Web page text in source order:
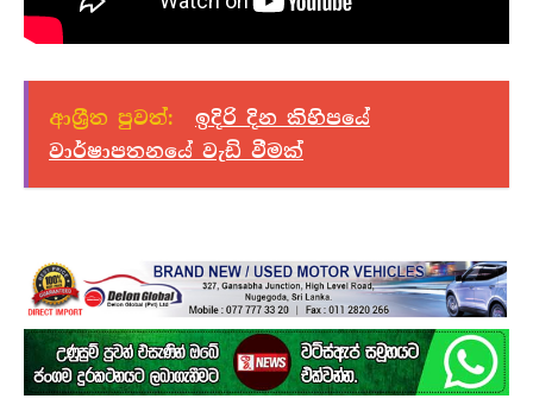
ආශ්‍රීත පුවත්:
ඉදිරි දින කිහිපයේ
වාර්ෂාපතනයේ වැඩි වීමක්